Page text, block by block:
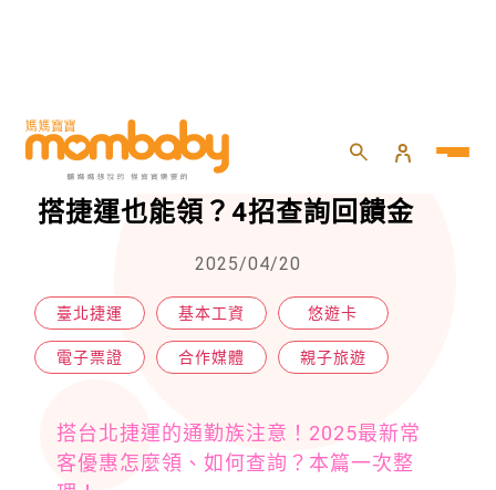
HOME 親子 親子旅遊
2025最新北捷常客優惠！TPASS
搭捷運也能領？4招查詢回饋金
2025/04/20
臺北捷運 基本工資 悠遊卡
電子票證 合作媒體 親子旅遊
搭台北捷運的通勤族注意！2025最新常
客優惠怎麼領、如何查詢？本篇一次整